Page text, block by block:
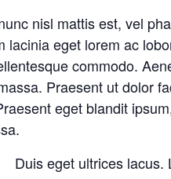
nisl mattis est, vel
lacinia eget lorem ac
commodo.
Praesent ut dolor
eget blandit
Duis eget ultrices